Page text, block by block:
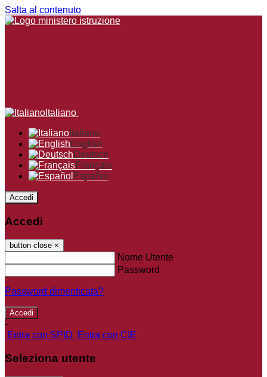
Salta al contenuto
Italiano
Italiano
English
Deutsch
Français
Español
Accedi
Accedi
button close ×
Nome Utente
Password
Password dimenticata?
-
Entra con SPID
Entra con CIE
Seleziona utente